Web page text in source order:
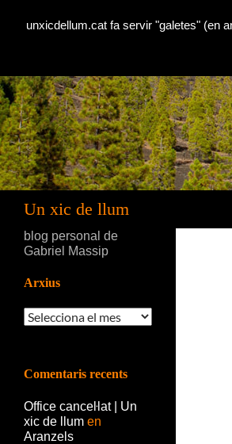
Un xic de llum
blog personal de
Gabriel Massip
Arxius
Arxius
Comentaris recents
Office canceŀlat | Un
xic de llum en
Aranzels
unxicdellum.cat fa servir "galetes" (en